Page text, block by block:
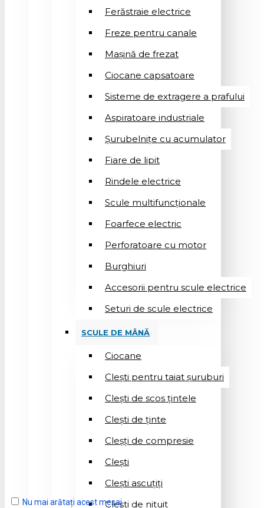
Ferăstraie electrice
Freze pentru canale
Mașină de frezat
Ciocane capsatoare
Sisteme de extragere a prafului
Aspiratoare industriale
Șurubelnițe cu acumulator
Fiare de lipit
Rindele electrice
Scule multifuncționale
Foarfece electric
Perforatoare cu motor
Burghiuri
Accesorii pentru scule electrice
Seturi de scule electrice
SCULE DE MÂNĂ
Ciocane
Cleşti pentru taiat șuruburi
Clești de scos țintele
Clești de ținte
Cleșți de compresie
Cleşti
Clești ascuțiți
Cleşti de nituit
Nu mai arătați acest mesaj